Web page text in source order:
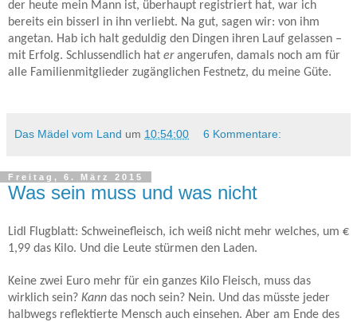
der heute mein Mann ist, überhaupt registriert hat, war ich
bereits ein bisserl in ihn verliebt. Na gut, sagen wir: von ihm
angetan. Hab ich halt geduldig den Dingen ihren Lauf gelassen –
mit Erfolg. Schlussendlich hat erangerufen, damals noch am für
alle Familienmitglieder zugänglichen Festnetz, du meine Güte.
Das Mädel vom Land um 10:54:00 6 Kommentare:
Freitag, 6. März 2015
Was sein muss und was nicht
Lidl Flugblatt: Schweinefleisch, ich weiß nicht mehr welches, um €
1,99 das Kilo. Und die Leute stürmen den Laden.
Keine zwei Euro mehr für ein ganzes Kilo Fleisch, muss das
wirklich sein? Kann das noch sein? Nein. Und das müsste jeder
halbwegs reflektierte Mensch auch einsehen. Aber am Ende des